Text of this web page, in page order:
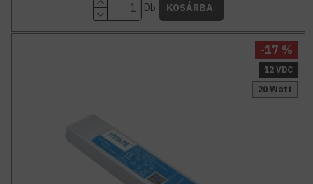
Db KOSÁRBA
20 Watt
12 VDC
-17 %